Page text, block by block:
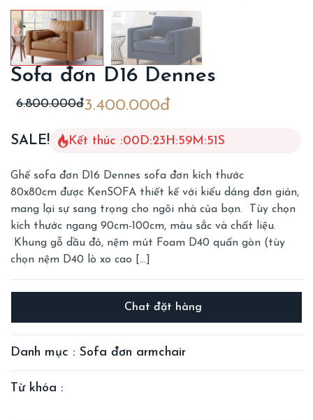
Sofa đơn D16 Dennes
6.800.000đ3.400.000đ
SALE! Kết thúc :00D:23H:59M:49S
Ghế sofa đơn D16 Dennes sofa đơn kích thước
80x80cm được KenSOFA thiết kế với kiểu dáng đơn giản,
mang lại sự sang trọng cho ngôi nhà của bạn. Tùy chọn
kích thước ngang 90cm-100cm, màu sắc và chất liệu.
Khung gỗ dầu đỏ, nệm mút Foam D40 quấn gòn (tùy
chọn nệm D40 lò xo cao […]
Danh mục : Sofa đơn armchair
Từ khóa :